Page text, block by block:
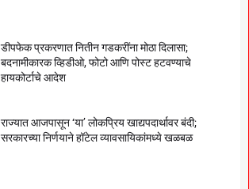
डीपफेक प्रकरणात नितीन गडकरींना मोठा दिलासा;
बदनामीकारक व्हिडीओ, फोटो आणि पोस्ट हटवण्याचे
हायकोर्टाचे आदेश
राज्यात आजपासून ‘या’ लोकप्रिय खाद्यपदार्थावर बंदी;
सरकारच्या निर्णयाने हॉटेल व्यावसायिकांमध्ये खळबळ